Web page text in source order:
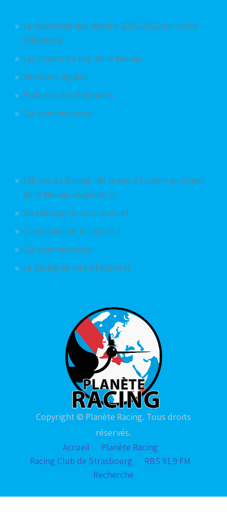
Le calendrier des matchs 2020-2021 sur votre
téléphone
Les chants du kop de la Meinau
Mentions légales
Podcasts des émissions
Qui sommes-nous
120 ans du Racing : de la rue d'Erstein au Stade
de la Meinau (épisode 2)
Strasbourg, le petit poucet
Clap de fin sur la Ligue 1 !
Qui sommes-nous
Le Racing se met à l'eSports
Copyright © Planète Racing. Tous droits
réservés.
Accueil
Planète Racing
Racing Club de Strasbourg
RBS 91.9 FM
Recherche